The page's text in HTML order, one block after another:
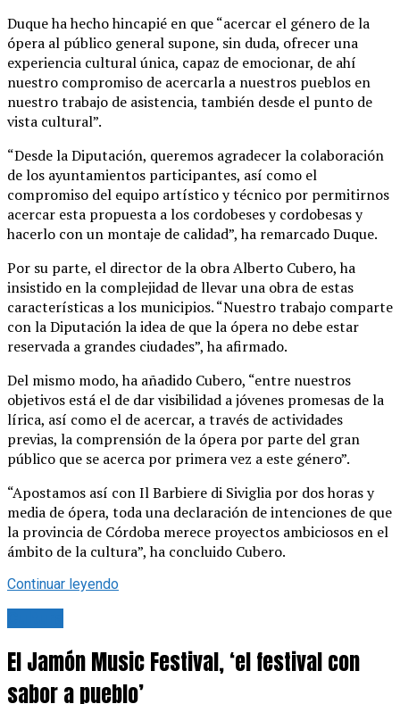
Duque ha hecho hincapié en que “acercar el género de la
ópera al público general supone, sin duda, ofrecer una
experiencia cultural única, capaz de emocionar, de ahí
nuestro compromiso de acercarla a nuestros pueblos en
nuestro trabajo de asistencia, también desde el punto de
vista cultural”.
“Desde la Diputación, queremos agradecer la colaboración
de los ayuntamientos participantes, así como el
compromiso del equipo artístico y técnico por permitirnos
acercar esta propuesta a los cordobeses y cordobesas y
hacerlo con un montaje de calidad”, ha remarcado Duque.
Por su parte, el director de la obra Alberto Cubero, ha
insistido en la complejidad de llevar una obra de estas
características a los municipios. “Nuestro trabajo comparte
con la Diputación la idea de que la ópera no debe estar
reservada a grandes ciudades”, ha afirmado.
Del mismo modo, ha añadido Cubero, “entre nuestros
objetivos está el de dar visibilidad a jóvenes promesas de la
lírica, así como el de acercar, a través de actividades
previas, la comprensión de la ópera por parte del gran
público que se acerca por primera vez a este género”.
“Apostamos así con Il Barbiere di Siviglia por dos horas y
media de ópera, toda una declaración de intenciones de que
la provincia de Córdoba merece proyectos ambiciosos en el
ámbito de la cultura”, ha concluido Cubero.
Continuar leyendo
El Jamón Music Festival, ‘el festival con
sabor a pueblo’